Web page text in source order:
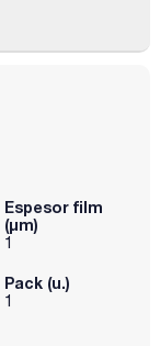
Espesor film
(µm)
1
Pack (u.)
1